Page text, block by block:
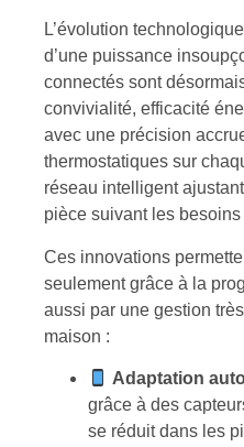
L’évolution
d’une puissance
connectés sont
convivialité, efficacité
avec une précision
thermostatiques sur
réseau intelligent
pièce suivant les besoins
Ces innovations
seulement grâce à la
aussi par une gestion
maison :
Adaptation
grâce à des
se réduit dans les